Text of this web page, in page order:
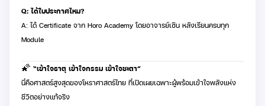
Q: ได้ใบประกาศไหม?
A: ได้ Certificate จาก Horo Academy โดยอาจารย์เซิน หลังเรียนครบทุก
Module
🌠 “เข้าใจธาตุ เข้าใจกรรม เข้าใจชะตา”
นี่คือศาสตร์สูงสุดของโหราศาสตร์ไทย ที่เปิดเผยเฉพาะผู้พร้อมเข้าใจพลังแห่ง
ชีวิตอย่างแท้จริง